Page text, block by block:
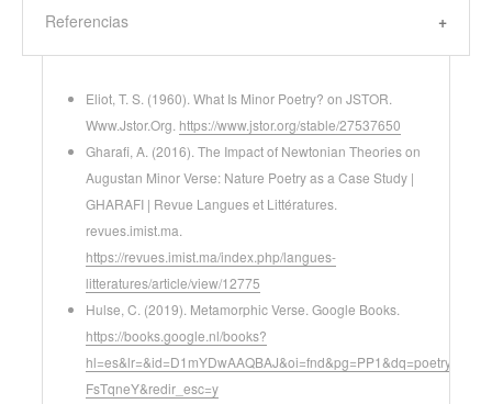
Referencias
Eliot, T. S. (1960). What Is Minor Poetry? on JSTOR.
Www.Jstor.Org. https://www.jstor.org/stable/27537650
Gharafi, A. (2016). The Impact of Newtonian Theories on
Augustan Minor Verse: Nature Poetry as a Case Study |
GHARAFI | Revue Langues et Littératures.
revues.imist.ma.
https://revues.imist.ma/index.php/langues-
litteratures/article/view/12775
Hulse, C. (2019). Metamorphic Verse. Google Books.
https://books.google.nl/books?
FsTqneY&redir_esc=y